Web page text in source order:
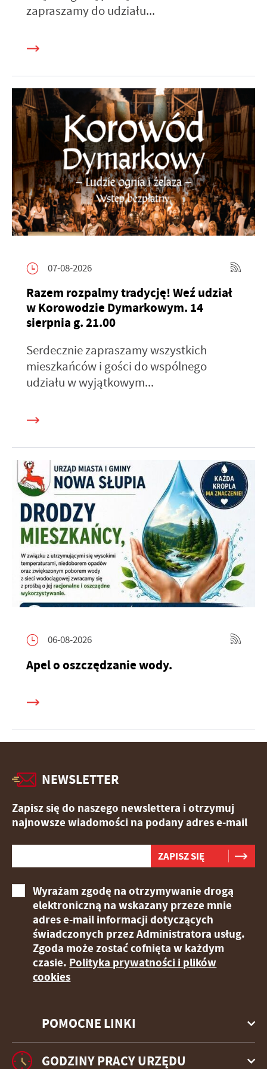
zapraszamy do udziału...
07-08-2026
Razem rozpalmy tradycję! Weź udział
w Korowodzie Dymarkowym. 14
sierpnia g. 21.00
Serdecznie zapraszamy wszystkich
mieszkańców i gości do wspólnego
udziału w wyjątkowym...
06-08-2026
Apel o oszczędzanie wody.
POMOCNE LINKI
NEWSLETTER
Zapisz się do naszego newslettera i otrzymuj
najnowsze wiadomości na podany adres e-mail
Wyrażam zgodę na otrzymywanie drogą
elektroniczną na wskazany przeze mnie
adres e-mail informacji dotyczących
świadczonych przez Administratora usług.
Zgoda może zostać cofnięta w każdym
czasie. Polityka prywatności i plików
cookies
GODZINY PRACY URZĘDU